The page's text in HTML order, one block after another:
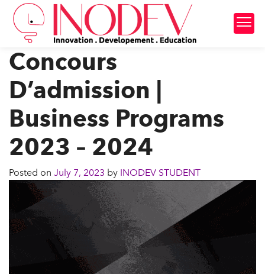
Concours
D’admission |
Business Programs
2023 – 2024
Posted on July 7, 2023 by INODEV STUDENT